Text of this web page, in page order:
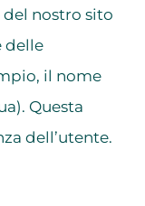
nostro sito
delle
il nome
Questa
dell’utente.